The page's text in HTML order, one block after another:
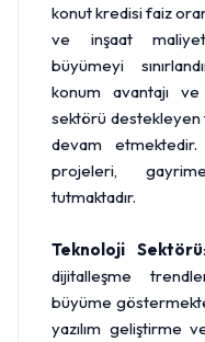
konut kredisi faiz
ve inşaat
büyümeyi
konum avantajı
sektörü destekleyen
devam
projeleri,
tutmaktadır.
Teknoloji Sektörü
dijitalleşme
büyüme
yazılım geliştirme